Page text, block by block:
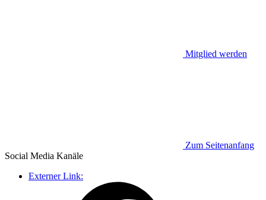
Mitglied werden
Zum Seitenanfang
Social Media Kanäle
Externer Link: